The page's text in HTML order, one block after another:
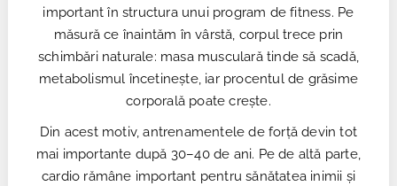
important în structura unui program de fitness. Pe
măsură ce înaintăm în vârstă, corpul trece prin
schimbări naturale: masa musculară tinde să scadă,
metabolismul încetinește, iar procentul de grăsime
corporală poate crește.
Din acest motiv, antrenamentele de forță devin tot
mai importante după 30–40 de ani. Pe de altă parte,
cardio rămâne important pentru sănătatea inimii și